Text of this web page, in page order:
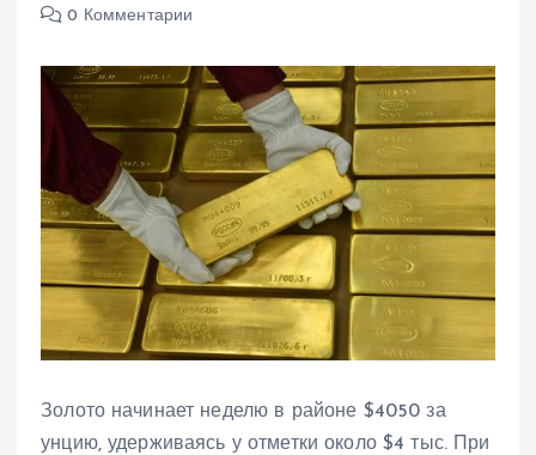
0 Комментарии
Золото начинает неделю в районе $4050 за
унцию, удерживаясь у отметки около $4 тыс. При